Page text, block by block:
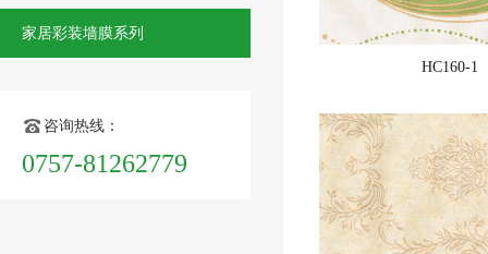
家居彩装墙膜系列
咨询热线：
0757-81262779
HC160-1